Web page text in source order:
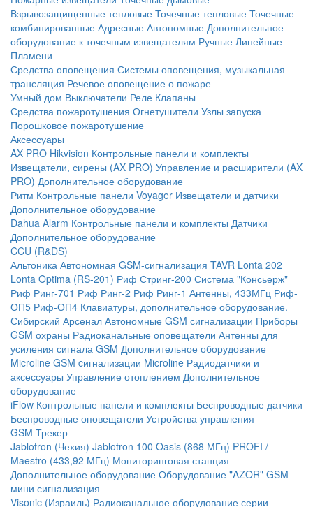
Взрывозащищенные тепловые Точечные тепловые Точечные
комбинированные Адресные Автономные Дополнительное
оборудование к точечным извещателям Ручные Линейные
Пламени
Средства оповещения Системы оповещения, музыкальная
трансляция Речевое оповещение о пожаре
Умный дом Выключатели Реле Клапаны
Средства пожаротушения Огнетушители Узлы запуска
Порошковое пожаротушение
Аксессуары
AX PRO Hikvision Контрольные панели и комплекты
Извещатели, сирены (AX PRO) Управление и расширители (AX
PRO) Дополнительное оборудование
Ритм Контрольные панели Voyager Извещатели и датчики
Дополнительное оборудование
Dahua Alarm Контрольные панели и комплекты Датчики
Дополнительное оборудование
CCU (R&DS)
Альтоника Автономная GSM-сигнализация TAVR Lonta 202
Lonta Optima (RS-201) Риф Стринг-200 Система "Консьерж"
Риф Ринг-701 Риф Ринг-2 Риф Ринг-1 Антенны, 433МГц Риф-
ОП5 Риф-ОП4 Клавиатуры, дополнительное оборудование.
Сибирский Арсенал Автономные GSM сигнализации Приборы
GSM охраны Радиоканальные оповещатели Антенны для
усиления сигнала GSM Дополнительное оборудование
Microline GSM cигнализации Microline Радиодатчики и
аксессуары Управление отоплением Дополнительное
оборудование
iFlow Контрольные панели и комплекты Беспроводные датчики
Беспроводные оповещатели Устройства управления
GSM Трекер
Jablotron (Чехия) Jablotron 100 Oasis (868 МГц) PROFI /
Maestro (433,92 МГц) Мониторинговая станция
Дополнительное оборудование Оборудование "AZOR" GSM
мини сигнализация
Visonic (Израиль) Радиоканальное оборудование серии